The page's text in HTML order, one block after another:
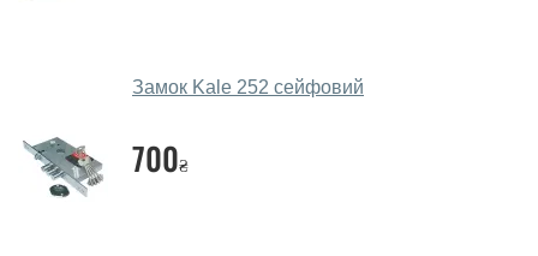
салоні-магазині.
Наші рекомендації залежать від необхідних
параметрів, бюджету та інших факторів. Підбір
Замок Kale 252 сейфовий
700₴